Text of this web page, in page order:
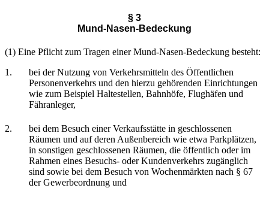
§ 3
Mund-Nasen-Bedeckung
(1) Eine Pflicht zum Tragen einer Mund-Nasen-Bedeckung besteht:
1.
bei der Nutzung von Verkehrsmitteln des Öffentlichen
Personenverkehrs und den hierzu gehörenden Einrichtungen
wie zum Beispiel Haltestellen, Bahnhöfe, Flughäfen und
Fähranleger,
2.
bei dem Besuch einer Verkaufsstätte in geschlossenen
Räumen und auf deren Außenbereich wie etwa Parkplätzen,
in sonstigen geschlossenen Räumen, die öffentlich oder im
Rahmen eines Besuchs- oder Kundenverkehrs zugänglich
sind sowie bei dem Besuch von Wochenmärkten nach § 67
der Gewerbeordnung und